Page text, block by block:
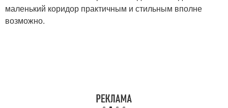
маленький коридор практичным и стильным вполне
возможно.